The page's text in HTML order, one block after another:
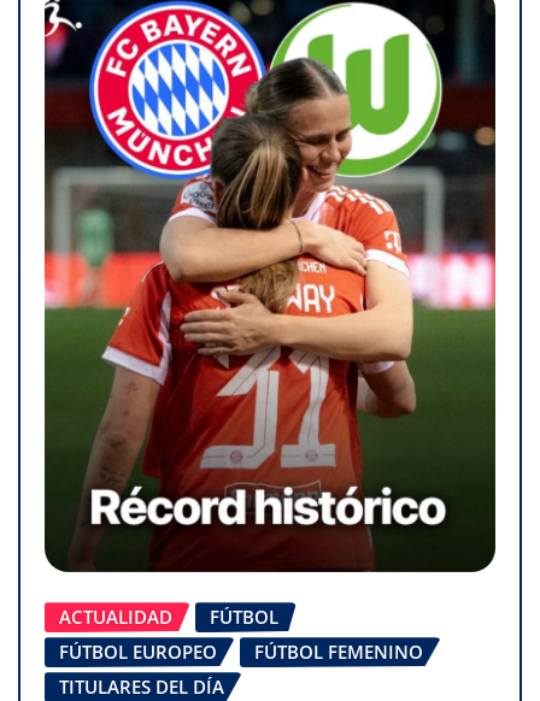
ACTUALIDAD
FÚTBOL
FÚTBOL EUROPEO
FÚTBOL FEMENINO
TITULARES DEL DÍA